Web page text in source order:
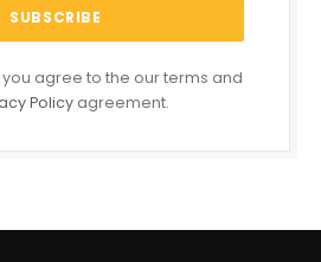
you agree to the our terms and
Policy agreement.